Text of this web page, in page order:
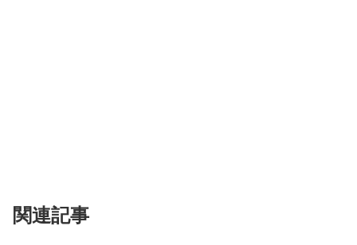
関連記事